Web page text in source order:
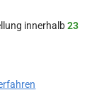
innerhalb23